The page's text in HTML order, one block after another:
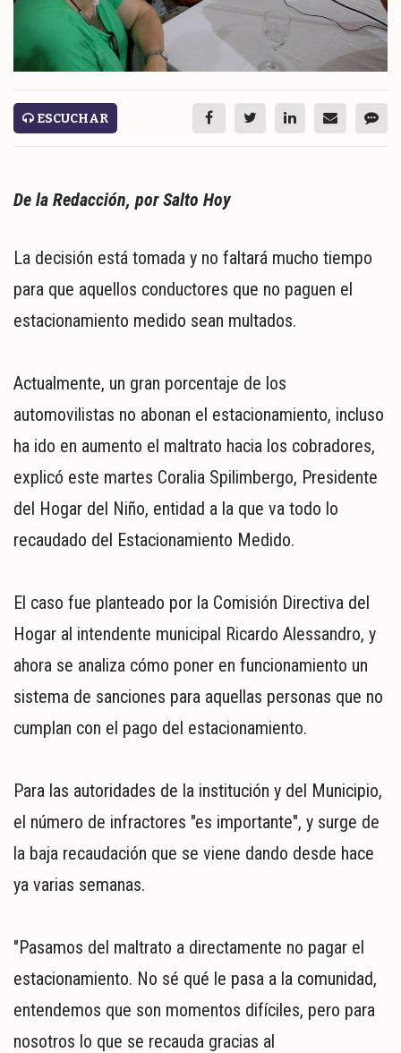
SERVICIOS
POLÍTICA
POLICIALES
DEPORTES
REGIONALES
SOCIEDAD
SALUD
ESCUCHAR
De la Redacción, por Salto Hoy
La decisión está tomada y no faltará mucho tiempo
para que aquellos conductores que no paguen el
estacionamiento medido sean multados.
Actualmente, un gran porcentaje de los
automovilistas no abonan el estacionamiento, incluso
ha ido en aumento el maltrato hacia los cobradores,
explicó este martes Coralia Spilimbergo, Presidente
del Hogar del Niño, entidad a la que va todo lo
recaudado del Estacionamiento Medido.
El caso fue planteado por la Comisión Directiva del
Hogar al intendente municipal Ricardo Alessandro, y
ahora se analiza cómo poner en funcionamiento un
sistema de sanciones para aquellas personas que no
cumplan con el pago del estacionamiento.
Para las autoridades de la institución y del Municipio,
el número de infractores "es importante", y surge de
la baja recaudación que se viene dando desde hace
ya varias semanas.
"Pasamos del maltrato a directamente no pagar el
estacionamiento. No sé qué le pasa a la comunidad,
entendemos que son momentos difíciles, pero para
nosotros lo que se recauda gracias al